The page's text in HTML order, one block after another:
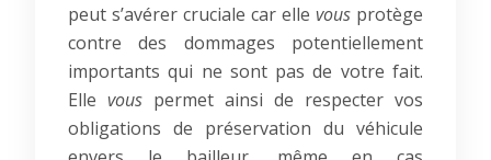
peut s’avérer cruciale car elle vous protège
contre des dommages potentiellement
importants qui ne sont pas de votre fait.
Elle vous permet ainsi de respecter vos
obligations de préservation du véhicule